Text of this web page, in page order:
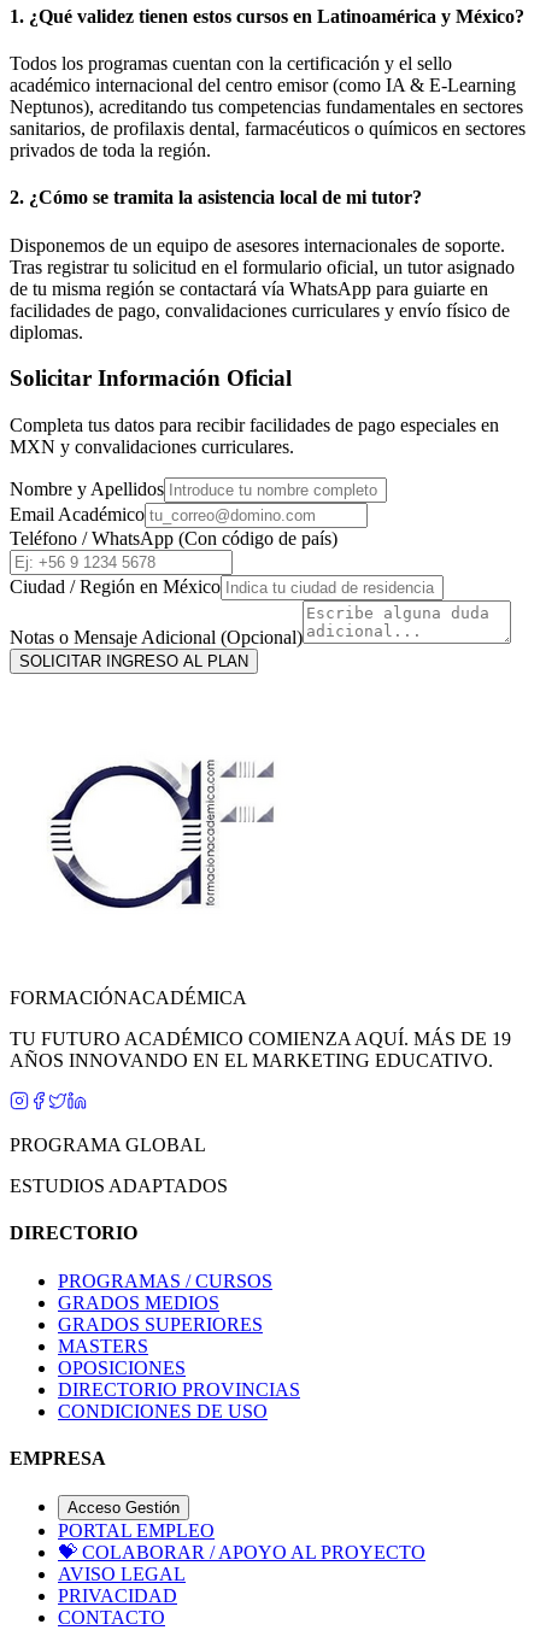
1. ¿Qué validez tienen estos cursos en Latinoamérica y México?
Todos los programas cuentan con la certificación y el sello
académico internacional del centro emisor (como IA & E-Learning
Neptunos), acreditando tus competencias fundamentales en sectores
sanitarios, de profilaxis dental, farmacéuticos o químicos en sectores
privados de toda la región.
2. ¿Cómo se tramita la asistencia local de mi tutor?
Disponemos de un equipo de asesores internacionales de soporte.
Tras registrar tu solicitud en el formulario oficial, un tutor asignado
de tu misma región se contactará vía WhatsApp para guiarte en
facilidades de pago, convalidaciones curriculares y envío físico de
diplomas.
Solicitar Información Oficial
Completa tus datos para recibir facilidades de pago especiales en
MXN y convalidaciones curriculares.
Nombre y Apellidos
Email Académico
Teléfono / WhatsApp (Con código de país)
Ciudad / Región en México
Notas o Mensaje Adicional (Opcional)
SOLICITAR INGRESO AL PLAN
FORMACIÓNACADÉMICA
TU FUTURO ACADÉMICO COMIENZA AQUÍ. MÁS DE 19
AÑOS INNOVANDO EN EL MARKETING EDUCATIVO.
PROGRAMA GLOBAL
ESTUDIOS ADAPTADOS
DIRECTORIO
PROGRAMAS / CURSOS
GRADOS MEDIOS
GRADOS SUPERIORES
MASTERS
OPOSICIONES
DIRECTORIO PROVINCIAS
CONDICIONES DE USO
EMPRESA
Acceso Gestión
PORTAL EMPLEO
💝 COLABORAR / APOYO AL PROYECTO
AVISO LEGAL
PRIVACIDAD
CONTACTO